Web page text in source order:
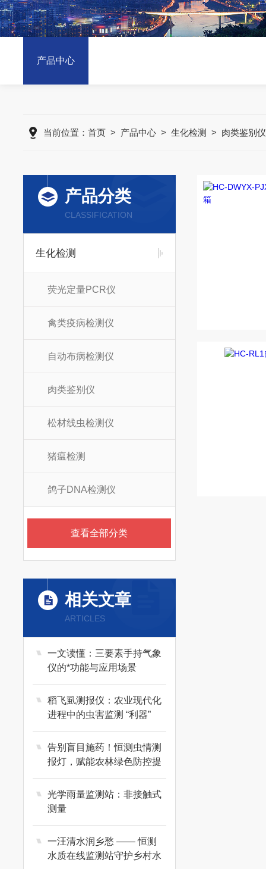
产品中心
当前位置： 首页 > 产品中心 > 生化检测 > 肉类鉴别仪
产品分类
CLASSIFICATION
生化检测
荧光定量PCR仪
禽类疫病检测仪
自动布病检测仪
肉类鉴别仪
松材线虫检测仪
猪瘟检测
鸽子DNA检测仪
查看全部分类
相关文章
ARTICLES
一文读懂：三要素手持气象
仪的*功能与应用场景
稻飞虱测报仪：农业现代化
进程中的虫害监测 “利器”
告别盲目施药！恒测虫情测
报灯，赋能农林绿色防控提
质增效
光学雨量监测站：非接触式
测量
一汪清水润乡愁 —— 恒测
水质在线监测站守护乡村水